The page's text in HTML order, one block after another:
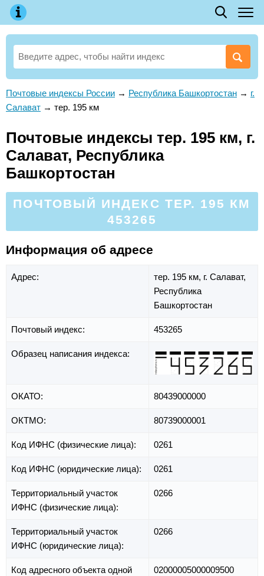
Почтовые индексы России → Республика Башкортостан → г.
Салават → тер. 195 км
Почтовые индексы тер. 195 км, г.
Салават, Республика
Башкортостан
ПОЧТОВЫЙ ИНДЕКС ТЕР. 195 КМ
453265
Информация об адресе
Адрес: тер. 195 км, г. Салават,
Республика
Башкортостан
Почтовый индекс: 453265
Образец написания индекса:
ОКАТО: 80439000000
ОКТМО: 80739000001
Код ИФНС (физические лица): 0261
Код ИФНС (юридические лица): 0261
Территориальный участок
ИФНС (физические лица):
0266
Территориальный участок
ИФНС (юридические лица):
0266
Код адресного объекта одной
02000005000009500